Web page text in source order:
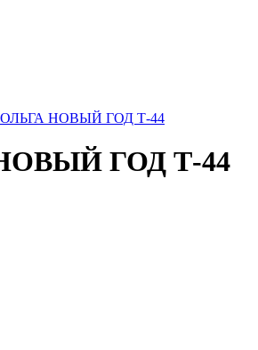
НОВЫЙ ГОД Т-44
ГОД Т-44